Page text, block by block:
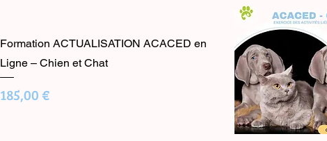
Formation ACTUALISATION ACACED en
Ligne – Chien et Chat
Prix
185,00 €